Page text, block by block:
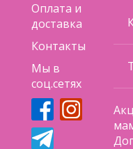
Оплата и
доставка
Контакты
Мы в
соц.сетях